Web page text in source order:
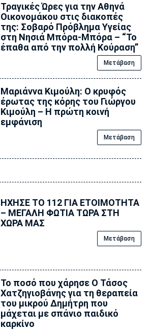
Τραγικές Ώρες για την Αθηνά
Οικονομάκου στις διακοπές
της: Σοβαρό Πρόβλημα Υγείας
στη Νησιά Μπόρα-Μπόρα – “Το
έπαθα από την πολλή Κούραση”
Μετάβαση
Μαριάννα Κιμούλη: Ο κρυφός
έρωτας της κόρης του Γιώργου
Κιμούλη – Η πρώτη κοινή
εμφάνιση
Μετάβαση
ΗΧΗΣΕ ΤΟ 112 ΓΙΑ ΕΤΟΙΜΟΤΗΤΑ
– ΜΕΓΑΛΗ ΦΩΤΙΑ ΤΩΡΑ ΣΤΗ
ΧΩΡΑ ΜΑΣ
Μετάβαση
Το ποσό που χάρησε Ο Τάσος
Χατζηγιοβάνης για τη θεραπεία
του μικρού Δημήτρη που
μάχεται με σπάνιο παιδικό
καρκίνο